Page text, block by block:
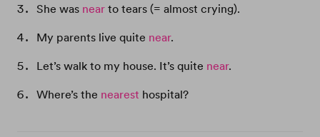
She was nearto tears (= almost crying).
My parents live quite near.
Let’s walk to my house. It’s quite near.
Where’s the nearest hospital?